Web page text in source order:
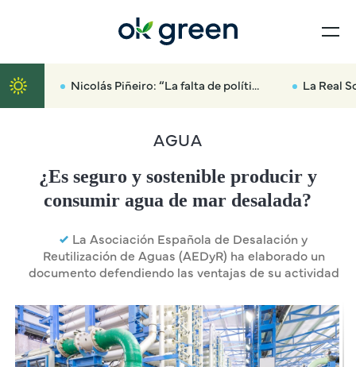
Nicolás Piñeiro: “La falta de políticas forestales ha sido la gasolina que ha arrasado media provincia” La Real Sociedad Canina
AGUA
¿Es seguro y sostenible producir y
consumir agua de mar desalada?
La Asociación Española de Desalación y
Reutilización de Aguas (AEDyR) ha elaborado un
documento defendiendo las ventajas de su actividad